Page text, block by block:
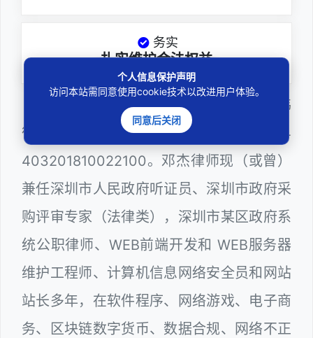
务实
扎实维护合法权益
邓杰律师，法律硕士，执业于北京市炜
衡（深圳）律师事务所，律师执业证号为14
403201810022100。邓杰律师现（或曾）
兼任深圳市人民政府听证员、深圳市政府采
购评审专家（法律类），深圳市某区政府系
统公职律师、WEB前端开发和 WEB服务器
维护工程师、计算机信息网络安全员和网站
站长多年，在软件程序、网络游戏、电子商
务、区块链数字货币、数据合规、网络不正
个人信息保护声明
访问本站需同意使用cookie技术以改进用户体验。
同意后关闭